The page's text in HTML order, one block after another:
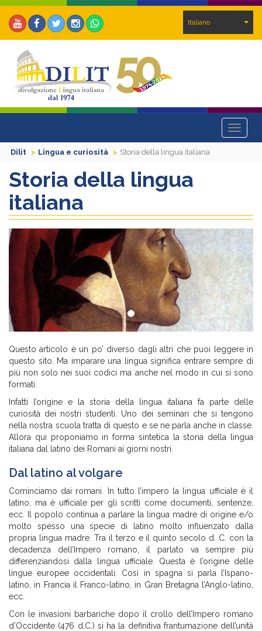
Italiano
Toggle
Dilit
Lingua e curiosità Storia della lingua italiana
Storia della lingua
italiana
Questo articolo è un po’ diverso dagli altri che puoi leggere in
questo sito. Ma imparare una lingua significa entrare sempre di
più non solo nei suoi codici ma anche nel modo in cui si sono
formati.
Infatti l’origine e la storia della lingua italiana fa parte delle
curiosità dei nostri studenti. Uno dei seminari che si tengono
nella nostra scuola tratta di questo e se ne parla anche in classe.
Allora qui proponiamo in forma sintetica la storia della lingua
italiana dal latino dei Romani ai giorni nostri.
Dal latino al volgare
Cominciamo dai romani. In tutto l’impero la lingua ufficiale è il
latino, ma è ufficiale per gli scritti come documenti, sentenze,
ecc. Il popolo continua a parlare la lingua madre di origine e/o
molto spesso una specie di latino molto influenzato dalla
propria lingua madre. Tra il terzo e il quinto secolo d. C. con la
decadenza dell’Impero romano, il parlato va sempre più
differenziandosi dalla lingua ufficiale. Questa è l’origine delle
lingue europee occidentali. Così in spagna si parla l’Ispano-
latino, in Francia il Franco-latino, in Gran Bretagna l’Anglo-latino,
ecc.
Con le invasioni barbariche dopo il crollo dell’Impero romano
d’Occidente (476 d.C.) si ha la definitiva frantumazione dell’unità